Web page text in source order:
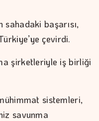
sahadaki başarısı,
çevirdi.
şirketleriyle iş birliği
sistemleri,
savunma